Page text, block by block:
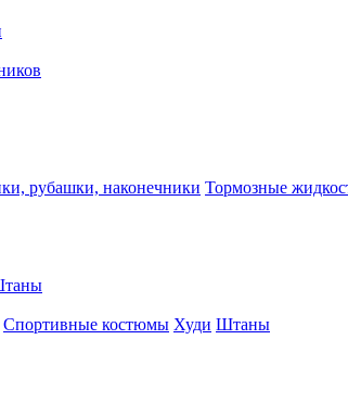
рубашки, наконечники Тормозные
Спортивные костюмы Худи Штаны